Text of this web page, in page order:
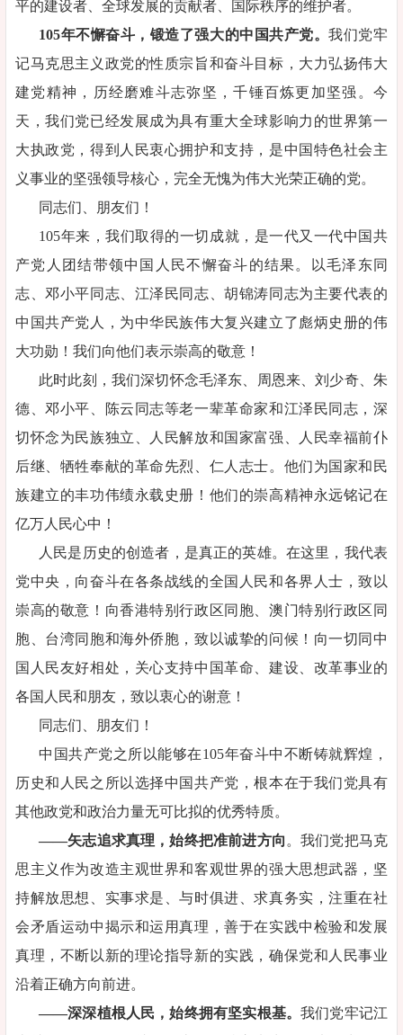
平的建设者、全球发展的贡献者、国际秩序的维护者。
105年不懈奋斗，锻造了强大的中国共产党。我们党牢
记马克思主义政党的性质宗旨和奋斗目标，大力弘扬伟大
建党精神，历经磨难斗志弥坚，千锤百炼更加坚强。今
天，我们党已经发展成为具有重大全球影响力的世界第一
大执政党，得到人民衷心拥护和支持，是中国特色社会主
义事业的坚强领导核心，完全无愧为伟大光荣正确的党。
同志们、朋友们！
105年来，我们取得的一切成就，是一代又一代中国共
产党人团结带领中国人民不懈奋斗的结果。以毛泽东同
志、邓小平同志、江泽民同志、胡锦涛同志为主要代表的
中国共产党人，为中华民族伟大复兴建立了彪炳史册的伟
大功勋！我们向他们表示崇高的敬意！
此时此刻，我们深切怀念毛泽东、周恩来、刘少奇、朱
德、邓小平、陈云同志等老一辈革命家和江泽民同志，深
切怀念为民族独立、人民解放和国家富强、人民幸福前仆
后继、牺牲奉献的革命先烈、仁人志士。他们为国家和民
族建立的丰功伟绩永载史册！他们的崇高精神永远铭记在
亿万人民心中！
人民是历史的创造者，是真正的英雄。在这里，我代表
党中央，向奋斗在各条战线的全国人民和各界人士，致以
崇高的敬意！向香港特别行政区同胞、澳门特别行政区同
胞、台湾同胞和海外侨胞，致以诚挚的问候！向一切同中
国人民友好相处，关心支持中国革命、建设、改革事业的
各国人民和朋友，致以衷心的谢意！
同志们、朋友们！
中国共产党之所以能够在105年奋斗中不断铸就辉煌，
历史和人民之所以选择中国共产党，根本在于我们党具有
其他政党和政治力量无可比拟的优秀特质。
——矢志追求真理，始终把准前进方向 。我们党把马克
思主义作为改造主观世界和客观世界的强大思想武器，坚
持解放思想、实事求是、与时俱进、求真务实，注重在社
会矛盾运动中揭示和运用真理，善于在实践中检验和发展
真理，不断以新的理论指导新的实践，确保党和人民事业
沿着正确方向前进。
——深深植根人民，始终拥有坚实根基。我们党牢记江